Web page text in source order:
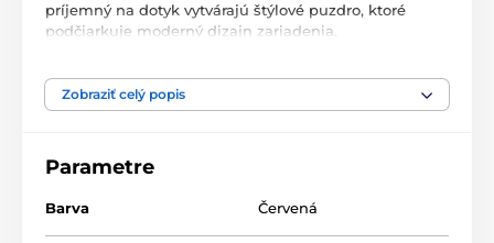
príjemný na dotyk vytvárajú štýlové puzdro, ktoré
podčiarkuje moderný dizajn zariadenia.
Mäkký semišový materiál vo vnútri a v časti držiaka
a má výrezy. Hliníkový rám na okrajoch robí puzdro
kovu a originálneho materiálu vytvára jedinečnú a
modernú kompozíciu, vďaka ktorej zariadenie vyzerá
Zobraziť celý popis
Parametre
Barva Červená